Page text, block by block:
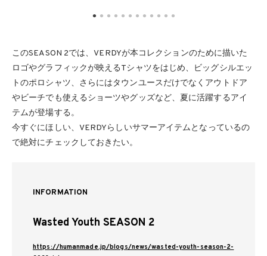
このSEASON 2では、VERDYが本コレクションのために描いた
ロゴやグラフィックが映えるTシャツをはじめ、ビッグシルエッ
トのポロシャツ、さらにはタウンユースだけでなくアウトドア
やビーチでも使えるショーツやグッズなど、夏に活躍するアイ
テムが登場する。
今すぐにほしい、VERDYらしいサマーアイテムとなっているの
で絶対にチェックしておきたい。
INFORMATION
Wasted Youth SEASON 2
https://humanmade.jp/blogs/news/wasted-youth-season-2-